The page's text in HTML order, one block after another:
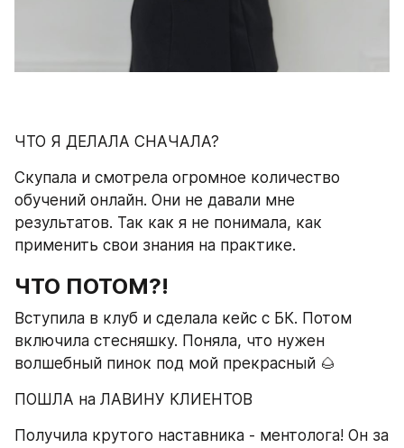
ЧТО Я ДЕЛАЛА СНАЧАЛА?
Скупала и смотрела огромное количество
обучений онлайн. Они не давали мне
результатов. Так как я не понимала, как
применить свои знания на практике.
ЧТО ПОТОМ?!
Вступила в клуб и сделала кейс с БК. Потом
включила стесняшку. Поняла, что нужен
волшебный пинок под мой прекрасный 🌰
ПОШЛА на ЛАВИНУ КЛИЕНТОВ
Получила крутого наставника - ментолога! Он за